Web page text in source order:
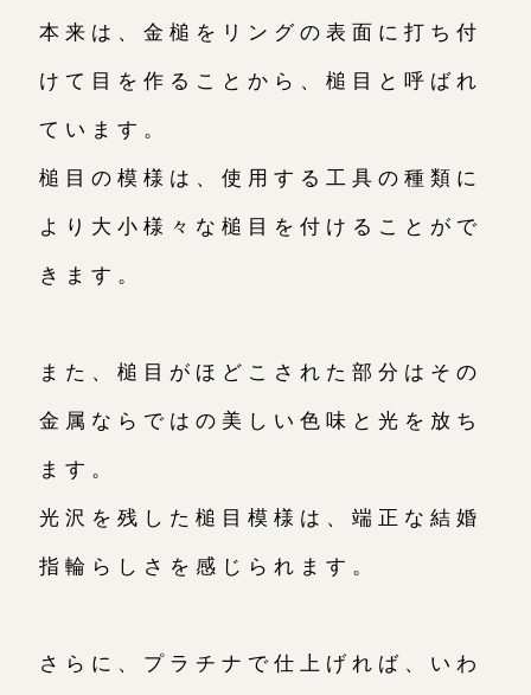
本来は、金槌をリングの表面に打ち付
けて目を作ることから、槌目と呼ばれ
ています。
槌目の模様は、使用する工具の種類に
より大小様々な槌目を付けることがで
きます。
また、槌目がほどこされた部分はその
金属ならではの美しい色味と光を放ち
ます。
光沢を残した槌目模様は、端正な結婚
指輪らしさを感じられます。
さらに、プラチナで仕上げれば、いわ
広島店 来店ご予約
オーダーメイド